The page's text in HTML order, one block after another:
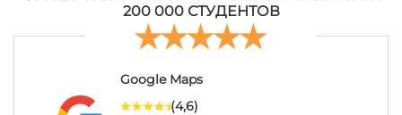
200 000 СТУДЕНТОВ
Google Maps
(4,6)